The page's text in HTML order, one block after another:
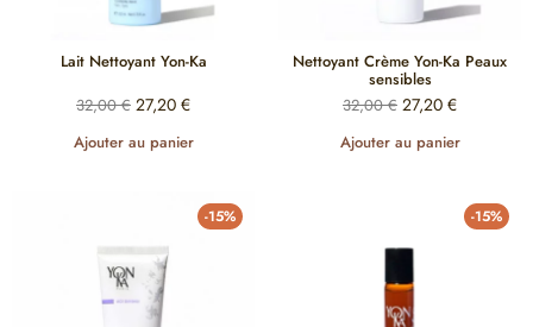
Lait Nettoyant Yon-Ka
32,00€ 27,20 €
Ajouter au panier
Nettoyant Crème Yon-Ka Peaux
sensibles
32,00€ 27,20 €
Ajouter au panier
-15% -15%